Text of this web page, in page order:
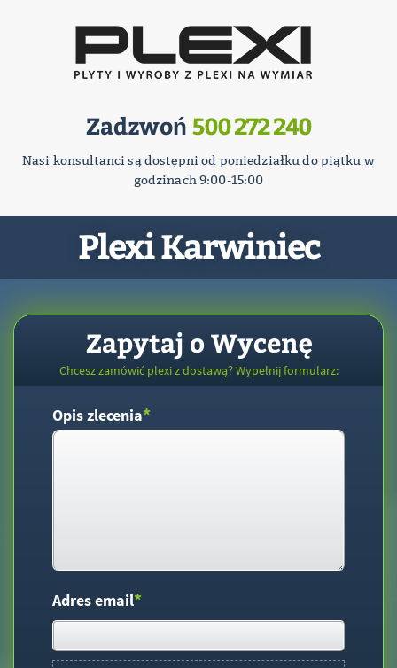
Zadzwoń 500 272 240
Nasi konsultanci są dostępni od poniedziałku do piątku w
godzinach 9:00-15:00
Plexi Karwiniec
Zapytaj o Wycenę
Chcesz zamówić plexi z dostawą? Wypełnij formularz:
Opis zlecenia*
Adres email*